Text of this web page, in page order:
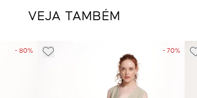
VEJA TAMBÉM
- 80% - 70%